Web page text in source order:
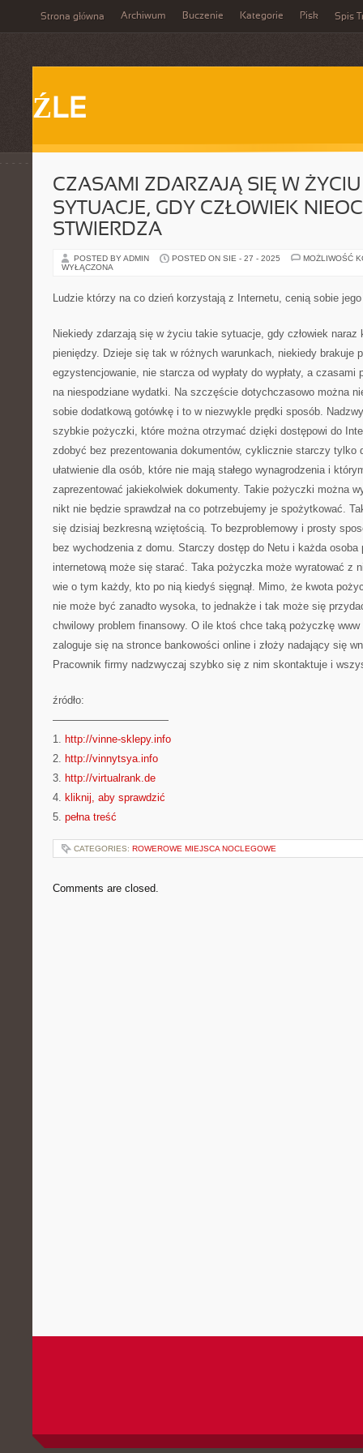
Strona główna Archiwum Buczenie Kategorie Pisk Spis
ŹLE
CZASAMI ZDARZAJĄ SIĘ W
SYTUACJE, GDY CZŁOWIEK
STWIERDZA
POSTED BY ADMIN POSTED ON SIE - 27 - 2025
MOŻLIWOŚĆ
WYŁĄCZONA
Ludzie którzy na co dzień korzystają z Internetu, cenią sobie
Niekiedy zdarzają się w życiu takie sytuacje, gdy człowiek
pieniędzy. Dzieje się tak w różnych warunkach, niekiedy brakuje
egzystencjowanie, nie starcza od wypłaty do wypłaty, a czasami
na niespodziane wydatki. Na szczęście dotychczasowo można
sobie dodatkową gotówkę i to w niezwykle prędki sposób.
szybkie pożyczki, które można otrzymać dzięki dostępowi do
zdobyć bez prezentowania dokumentów, cyklicznie starczy tylko
ułatwienie dla osób, które nie mają stałego wynagrodzenia i
zaprezentować jakiekolwiek dokumenty. Takie pożyczki można
nikt nie będzie sprawdzał na co potrzebujemy je spożytkować.
się dzisiaj bezkresną wziętością. To bezproblemowy i prosty
bez wychodzenia z domu. Starczy dostęp do Netu i każda osoba
internetową może się starać. Taka pożyczka może wyratować z
wie o tym każdy, kto po nią kiedyś sięgnął. Mimo, że kwota
nie może być zanadto wysoka, to jednakże i tak może się
chwilowy problem finansowy. O ile ktoś chce taką pożyczkę
zaloguje się na stronce bankowości online i złoży nadający się
Pracownik firmy nadzwyczaj szybko się z nim skontaktuje i
źródło:
———————————
1. http://vinne-sklepy.info
2. http://vinnytsya.info
3. http://virtualrank.de
4. kliknij, aby sprawdzić
5. pełna treść
CATEGORIES: ROWEROWE MIEJSCA NOCLEGOWE
Comments are closed.